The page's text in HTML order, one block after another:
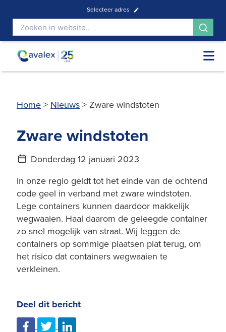
Selecteer adres
Home > Nieuws > Zware windstoten
Zware windstoten
Donderdag 12 januari 2023
In onze regio geldt tot het einde van de ochtend
code geel in verband met zware windstoten.
Lege containers kunnen daardoor makkelijk
wegwaaien. Haal daarom de geleegde container
zo snel mogelijk van straat. Wij leggen de
containers op sommige plaatsen plat terug, om
het risico dat containers wegwaaien te
verkleinen.
Deel dit bericht